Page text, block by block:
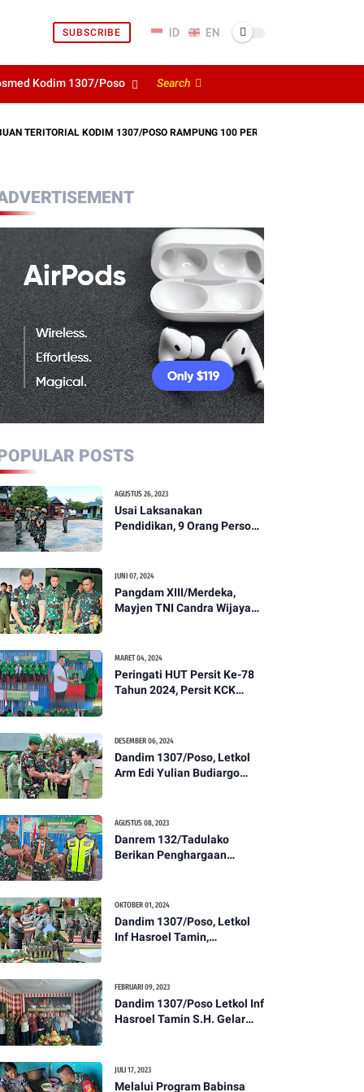
SUBSCRIBE
Kodim 1307/Poso Search
KODIM 1307/POSO RAMPUNG 100 PERSEN, MANFAATNYA SEGERA
POSTS
AGUSTUS 26, 2023
Usai Laksanakan
Pendidikan, 9 Orang Personil
Ikuti Apel Pagi Dan
Pengecekan
JUNI 07, 2024
Pangdam XIII/Merdeka,
Mayjen TNI Candra Wijaya
MARET 04, 2024
Peringati HUT Persit Ke-78
Tahun 2024, Persit KCK
Kesehatan Tentang
Pencegahan DBD
DESEMBER 06, 2024
Dandim 1307/Poso, Letkol
Arm Edi Yulian Budiargo
1307/Poso
AGUSTUS 08, 2023
Danrem 132/Tadulako
Berikan Penghargaan
OKTOBER 01, 2024
Dandim 1307/Poso, Letkol
Inf Hasroel Tamin,
Kenaikan Pangkat Personel
Kodim 1307/Poso
FEBRUARI 09, 2023
Dandim 1307/Poso Letkol Inf
Hasroel Tamin S.H. Gelar
Tahun 2023
JULI 17, 2023
Melalui Program Babinsa